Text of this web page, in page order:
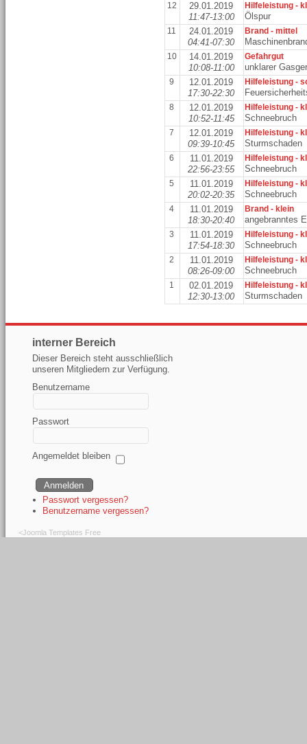
12
29.01.2019
11:47-13:00
Hilfeleistung -
Ölspur
11
24.01.2019
04:41-07:30
Brand - mittel
10
14.01.2019
10:08-11:00
Gefahrgut
unklarer
9
12.01.2019
17:30-22:30
Hilfeleistung -
8
12.01.2019
10:52-11:45
Hilfeleistung -
Schneebruch
7
12.01.2019
09:39-10:45
Hilfeleistung -
Sturmschaden
6
11.01.2019
22:56-23:55
Hilfeleistung -
Schneebruch
5
11.01.2019
20:02-20:35
Hilfeleistung -
Schneebruch
4
11.01.2019
18:30-20:40
Brand - klein
angebranntes
3
11.01.2019
17:54-18:30
Hilfeleistung -
Schneebruch
2
11.01.2019
08:26-09:00
Hilfeleistung -
Schneebruch
1
02.01.2019
12:30-13:00
Hilfeleistung -
Sturmschaden
interner Bereich
Dieser Bereich steht ausschließlich
unseren Mitgliedern zur Verfügung.
Benutzername
Passwort
Angemeldet bleiben
Passwort vergessen?
Benutzername vergessen?
<Joomla Templates Free